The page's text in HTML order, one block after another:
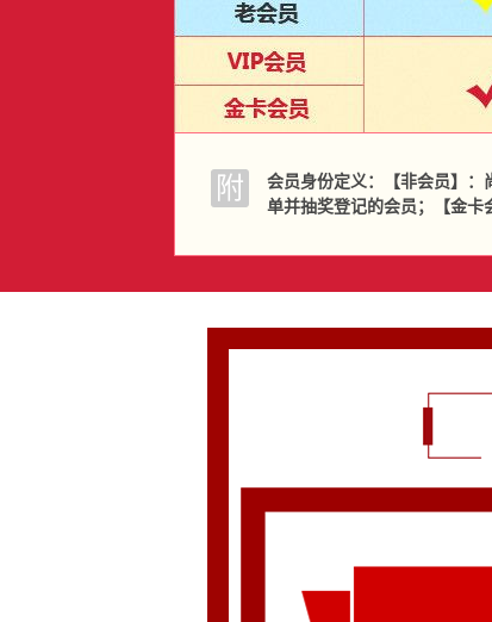
附
会员身份定义：【非会员】：
单并抽奖登记的会员；【金卡